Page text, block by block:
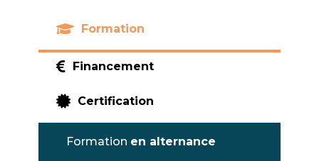
 Formation
 Financement
 Certification
Formation en alternance